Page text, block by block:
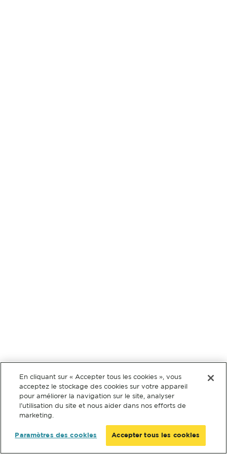
En cliquant sur « Accepter tous les cookies », vous
acceptez le stockage des cookies sur votre appareil
pour améliorer la navigation sur le site, analyser
l’utilisation du site et nous aider dans nos efforts de
marketing.
Paramètres des cookies Accepter tous les cookies